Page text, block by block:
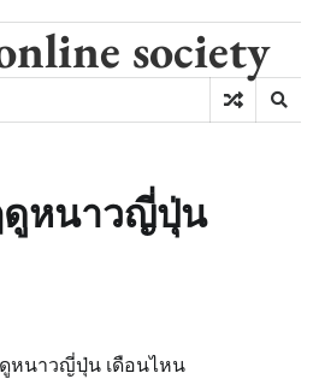
society
หนาวญี่ปุ่น
หนาวญี่ปุ่น เดือนไหน